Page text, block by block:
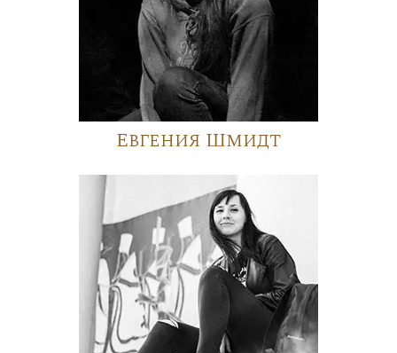
Евгения Шмидт